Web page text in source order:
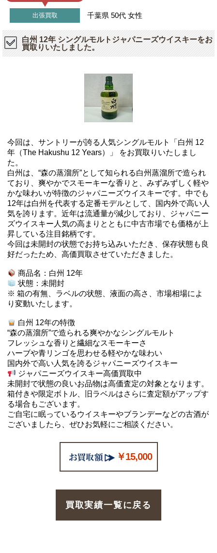
出張買取 千葉県 50代 女性
白州 12年 シングルモルトジャパニーズウイスキーをお
買取りいたしました。
今回は、サントリーが誇る人気シングルモルト「白州 12
年（The Hakushu 12 Years）」 をお買取りいたしまし
た。
白州は、“森の蒸溜所”として知られる白州蒸溜所で造られ
ており、爽やかでスモーキーな香りと、みずみずしく軽や
かな味わいが特徴のジャパニーズウイスキーです。中でも
12年は白州を代表する定番モデルとして、国内外で高い人
気を誇ります。近年は流通量が減少しており、ジャパニー
ズウイスキー人気の高まりとともに中古市場でも価格が上
昇している注目銘柄です。
今回は未開封の状態でお持ち込みいただき、保存状態も良
好だったため、高価買取させていただきました。
商品名：白州 12年
状態：未開封
※ 箱の有無、ラベルの状態、液面の高さ、市場相場によ
り変動いたします。
白州 12年の特徴
“森の蒸溜所”で造られる爽やかなシングルモルト
フレッシュな香りと繊細なスモーキーさ
ハーブや青リンゴを思わせる軽やかな味わい
国内外で高い人気を誇るジャパニーズウイスキー
ジャパニーズウイスキー高価買取中
未開封で状態の良いお品物は高価査定の対象となります。
箱付きや限定ボトル、旧ラベルはさらに査定額がアップす
る場合もございます。
ご自宅に眠っているウイスキーやブランデーなどの古酒が
ございましたら、ぜひお気軽にご相談ください。
￥15,000
買取実績一覧に戻る